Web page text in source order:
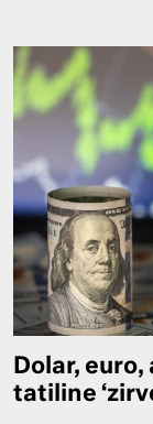
Dolar,
tatiline